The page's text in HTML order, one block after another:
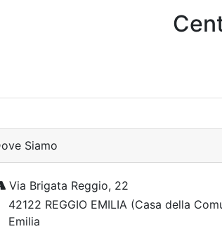
Siamo
Via Brigata Reggio, 22
42122 REGGIO EMILIA (Casa della
Emilia